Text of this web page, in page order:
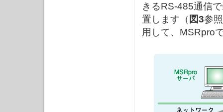
きるRS-485通信
置します（ 図3参
用して、MSRpro